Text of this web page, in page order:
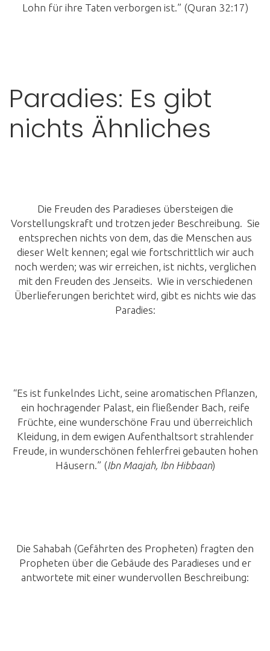
Lohn für ihre Taten verborgen ist.” (Quran 32:17)
Paradies: Es gibt
nichts Ähnliches
Die Freuden des Paradieses übersteigen die
Vorstellungskraft und trotzen jeder Beschreibung. Sie
entsprechen nichts von dem, das die Menschen aus
dieser Welt kennen; egal wie fortschrittlich wir auch
noch werden; was wir erreichen, ist nichts, verglichen
mit den Freuden des Jenseits. Wie in verschiedenen
Überlieferungen berichtet wird, gibt es nichts wie das
Paradies:
“Es ist funkelndes Licht, seine aromatischen Pflanzen,
ein hochragender Palast, ein fließender Bach, reife
Früchte, eine wunderschöne Frau und überreichlich
Kleidung, in dem ewigen Aufenthaltsort strahlender
Freude, in wunderschönen fehlerfrei gebauten hohen
Häusern.” (Ibn Maajah, Ibn Hibbaan)
Die Sahabah (Gefährten des Propheten) fragten den
Propheten über die Gebäude des Paradieses und er
antwortete mit einer wundervollen Beschreibung: